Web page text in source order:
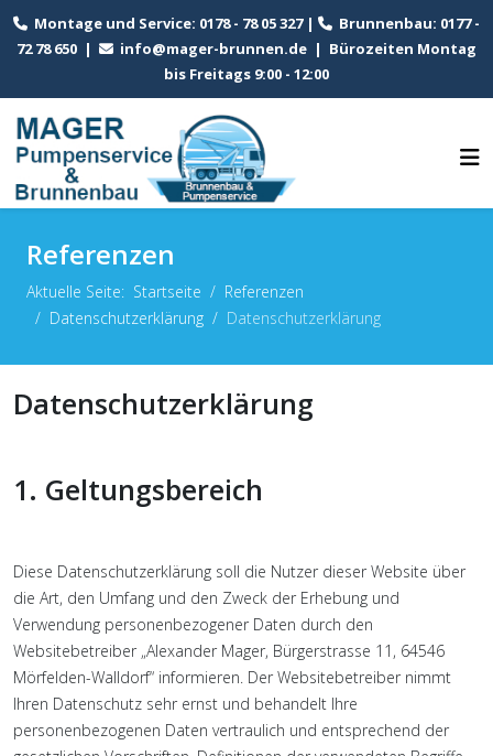
Montage und Service: 0178 - 78 05 327 |
Brunnenbau: 0177 -
72 78 650 |
info@mager-brunnen.de | Bürozeiten Montag
bis Freitags 9:00 - 12:00
Referenzen
Aktuelle Seite: Startseite
Referenzen
Datenschutzerklärung
Datenschutzerklärung
Datenschutzerklärung
1. Geltungsbereich
Diese Datenschutzerklärung soll die Nutzer dieser Website über
die Art, den Umfang und den Zweck der Erhebung und
Verwendung personenbezogener Daten durch den
Websitebetreiber „Alexander Mager, Bürgerstrasse 11, 64546
Mörfelden-Walldorf“ informieren. Der Websitebetreiber nimmt
Ihren Datenschutz sehr ernst und behandelt Ihre
personenbezogenen Daten vertraulich und entsprechend der